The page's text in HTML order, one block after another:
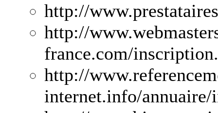
http://
http://
france.com/
http://
internet.info/